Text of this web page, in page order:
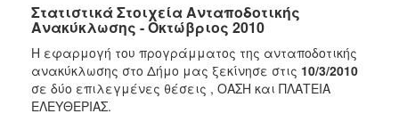
2022
2021
2020
2019
Στατιστικά Στοιχεία Ανταποδοτικής
Ανακύκλωσης - Οκτώβριος 2010
H εφαρμογή του προγράμματος της ανταποδοτικής
ανακύκλωσης στο Δήμο μας ξεκίνησε στις 10/3/2010
σε δύο επιλεγμένες θέσεις , ΟΑΣΗ και ΠΛΑΤΕΙΑ
ΕΛΕΥΘΕΡΙΑΣ.